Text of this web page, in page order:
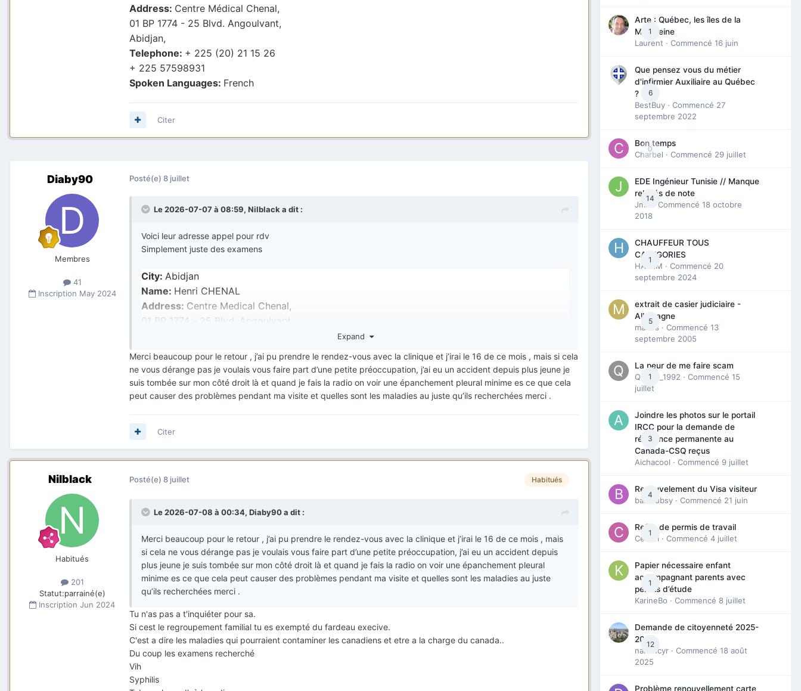
Address: Centre Médical Chenal,
01 BP 1774 - 25 Blvd. Angoulvant,
Abidjan,
Telephone: + 225 (20) 21 15 26
+ 225 57598931
Spoken Languages: French
Citer
Diaby90
Membres
41
Inscription May 2024
Posté(e) 8 juillet
Le 2026-07-07 à 08:59, Nilblack a dit :
Voici leur adresse appel pour rdv
Simplement juste des examens
City: Abidjan
Name: Henri CHENAL
Address: Centre Medical Chenal,
01 BP 1774 - 25 Blvd. Angoulvant,
+ 225 57598931
Spoken Languages: French
Abidjan,
+ 225 57598931
Expand
Merci beaucoup pour le retour , j’ai pu prendre le rendez-vous avec la clinique et j’irai le 16 de ce mois , mais si cela
ne vous dérange pas je voulais vous faire part d’une petite préoccupation, j’ai eu un accident depuis plus jeune je
suis tombée sur mon côté droit là et quand je fais la radio on voir une épanchement pleural minime es ce que cela
peut causer des problèmes pendant ma visite et quelles sont les maladies au juste qu’ils recherchées merci .
Citer
Nilblack
Habitués
201
Statut:parrainé(e)
Inscription Jun 2024
Habitués
Posté(e) 8 juillet
Le 2026-07-08 à 00:34, Diaby90a dit :
Merci beaucoup pour le retour , j’ai pu prendre le rendez-vous avec la clinique et j’irai le 16 de ce mois , mais
si cela ne vous dérange pas je voulais vous faire part d’une petite préoccupation, j’ai eu un accident depuis
plus jeune je suis tombée sur mon côté droit là et quand je fais la radio on voir une épanchement pleural
minime es ce que cela peut causer des problèmes pendant ma visite et quelles sont les maladies au juste
qu’ils recherchées merci .
Tu n'as pas a t'inquiéter pour sa.
Si cest le regroupement familial tu es exempté du fardeau execive.
C'est a dire les maladies qui pourraient contaminer les canadiens et etre a la charge du canada..
Du coup les examens recherché
Vih
Syphilis
1
Arte : Québec, les îles de la
Madeleine
Laurent · Commencé 16 juin
6
Que pensez vous du métier
d'infirmier Auxiliaire au Québec
?
BestBuy · Commencé 27
septembre 2022
0
Bon temps
Charbel · Commencé 29 juillet
14
EDE Ingénieur Tunisie // Manque
relevés de note
Jmili
· Commencé 18 octobre
2018
1
CHAUFFEUR TOUS
CATEGORIES
HAZEM · Commencé 20
septembre 2024
5
extrait de casier judiciaire -
Allemagne
maries · Commencé 13
septembre 2005
1
La peur de me faire scam
Queen_1992 · Commencé 15
juillet
3
Joindre les photos sur le portail
IRCC pour la demande de
résidence permanente au
Canada-CSQ reçus
Aichacool · Commencé 9 juillet
4
Renouvelement du Visa visiteur
babibubsy · Commencé 21 juin
1
Refus de permis de travail
Cedbri · Commencé 4 juillet
1
Papier nécessaire enfant
accompagnant parents avec
permis d’étude
KarineBo · Commencé 8 juillet
12
Demande de citoyenneté 2025-
2026
nanancyr · Commencé 18 août
2025
Problème renouvellement carte